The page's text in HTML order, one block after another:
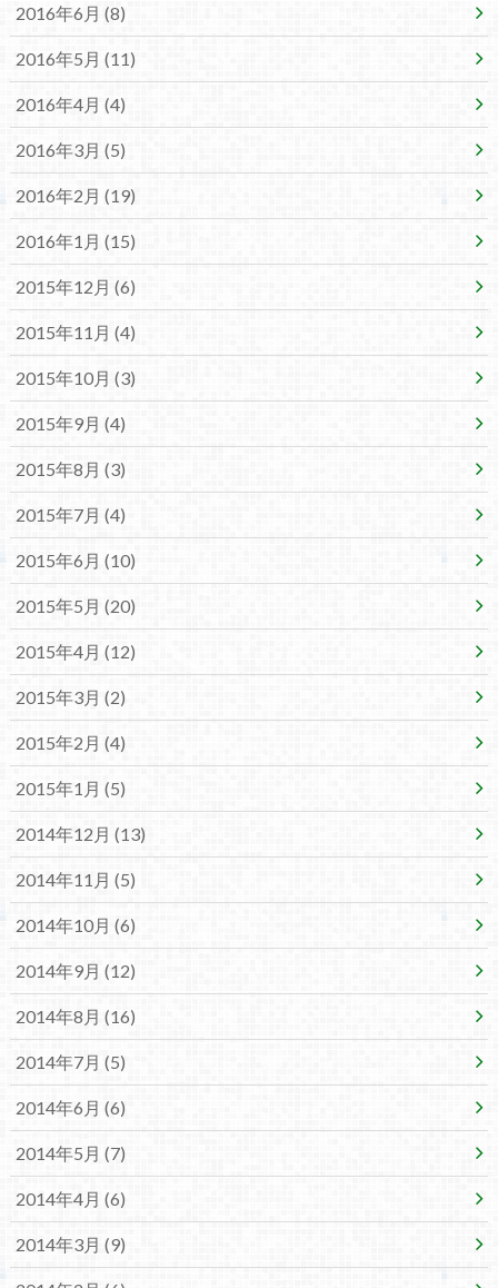
2016年6月 (8)
2016年5月 (11)
2016年4月 (4)
2016年3月 (5)
2016年2月 (19)
2016年1月 (15)
2015年12月 (6)
2015年11月 (4)
2015年10月 (3)
2015年9月 (4)
2015年8月 (3)
2015年7月 (4)
2015年6月 (10)
2015年5月 (20)
2015年4月 (12)
2015年3月 (2)
2015年2月 (4)
2015年1月 (5)
2014年12月 (13)
2014年11月 (5)
2014年10月 (6)
2014年9月 (12)
2014年8月 (16)
2014年7月 (5)
2014年6月 (6)
2014年5月 (7)
2014年4月 (6)
2014年3月 (9)